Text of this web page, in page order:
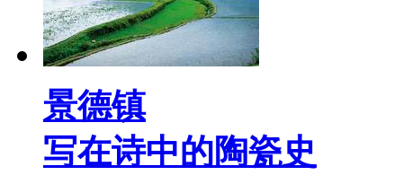
景德镇
写在诗中的陶瓷史